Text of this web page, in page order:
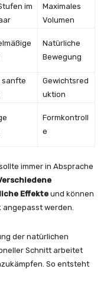
im
Maximales
Volumen
Natürliche
Bewegung
sanfte
Gewichtsred
uktion
Formkontroll
e
immer in Absprache
Effekteund können
angepasst werden.
der natürlichen
Schnitt arbeitet
So entsteht